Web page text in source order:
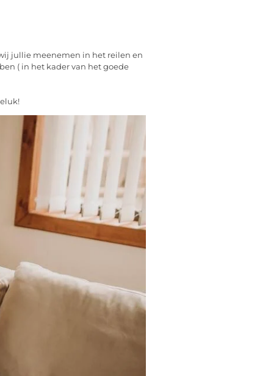
jullie meenemen in het reilen en
( in het kader van het goede